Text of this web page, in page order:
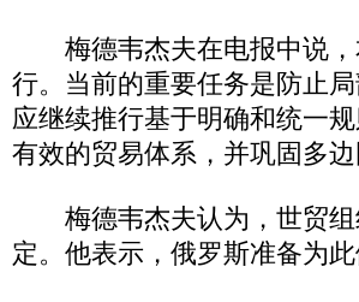
梅德韦杰夫在电报中说，
行。当前的重要任务是防止
应继续推行基于明确和统一
有效的贸易体系，并巩固多边
梅德韦杰夫认为，世贸组
定。他表示，俄罗斯准备为